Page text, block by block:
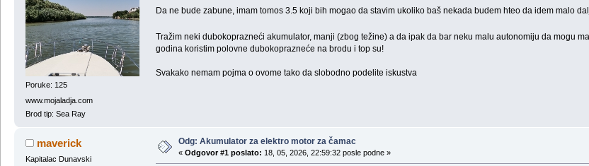
Poruke: 125
www.mojaladja.com
Brod tip: Sea Ray
Da ne bude zabune, imam tomos 3.5 koji bih mogao da stavim ukoliko baš nekada budem hteo da idem malo
Tražim neki dubokoprazneći akumulator, manji (zbog težine) a da ipak da bar neku malu autonomiju da mogu
godina koristim polovne dubokoprazneće na brodu i top su!
Svakako nemam pojma o ovome tako da slobodno podelite iskustva
maverick
Kapitalac Dunavski
Odg: Akumulator za elektro motor za čamac
« Odgovor #1 poslato: 18, 05, 2026, 22:59:32 posle podne »